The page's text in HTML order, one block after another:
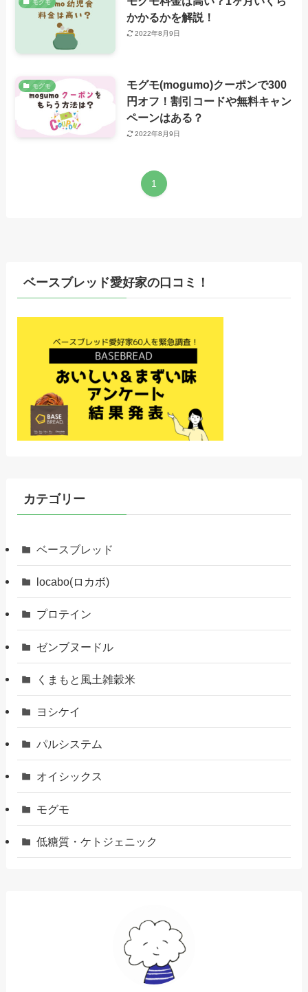
モグモ
かかるかを解説！
2022年8月9日
モグモ
モグモ(mogumo)クーポンで300
円オフ！割引コードや無料キャン
ペーンはある？
2022年8月9日
1
ベースブレッド愛好家の口コミ！
カテゴリー
ベースブレッド
locabo(ロカボ)
プロテイン
ゼンブヌードル
くまもと風土雑穀米
ヨシケイ
パルシステム
オイシックス
モグモ
低糖質・ケトジェニック